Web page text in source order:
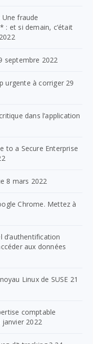
fraude
: et si demain, c’était
septembre 2022
urgente à corriger 29
dans l’application
to a Secure Enterprise
8 mars 2022
Chrome. Mettez à
d’authentification
aux données
Linux de SUSE 21
comptable
janvier 2022